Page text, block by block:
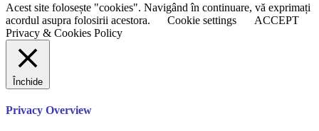
Acest site folosește "cookies". Navigând în continuare, vă exprimați
acordul asupra folosirii acestora.
Cookie settings
ACCEPT
Privacy & Cookies Policy
Închide
Privacy Overview